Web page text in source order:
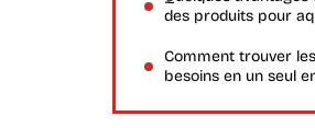
des produits pour
Comment trouver
besoins en un seul